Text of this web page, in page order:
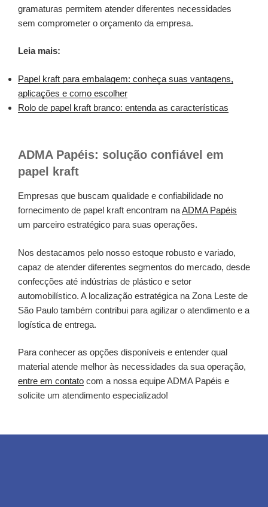
gramaturas permitem atender diferentes necessidades
sem comprometer o orçamento da empresa.
Leia mais:
Papel kraft para embalagem: conheça suas vantagens,
aplicações e como escolher
Rolo de papel kraft branco: entenda as características
ADMA Papéis: solução confiável em
papel kraft
Empresas que buscam qualidade e confiabilidade no
fornecimento de papel kraft encontram naADMA Papéis
um parceiro estratégico para suas operações.
Nos destacamos pelo nosso estoque robusto e variado,
capaz de atender diferentes segmentos do mercado, desde
confecções até indústrias de plástico e setor
automobilístico. A localização estratégica na Zona Leste de
São Paulo também contribui para agilizar o atendimento e a
logística de entrega.
Para conhecer as opções disponíveis e entender qual
material atende melhor às necessidades da sua operação,
entre em contato com a nossa equipe ADMA Papéis e
solicite um atendimento especializado!